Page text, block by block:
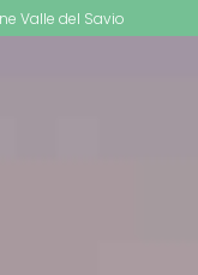
Valle del Savio